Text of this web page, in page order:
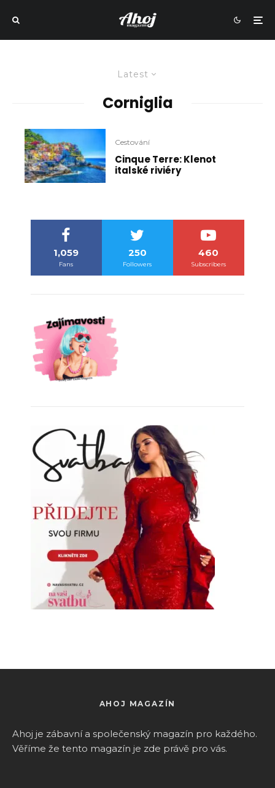
Latest
Corniglia
Cestování
Cinque Terre: Klenot
italské riviéry
1,059
Fans
250
Followers
460
Subscribers
AHOJ MAGAZÍN
Ahoj je zábavní a společenský magazín pro každého.
Věříme že tento magazín je zde právě pro vás.